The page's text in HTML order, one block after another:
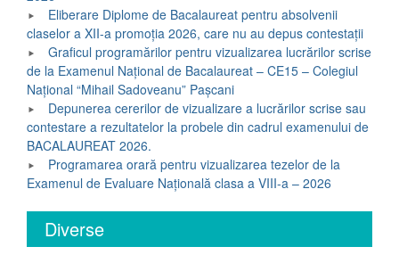
Eliberare Diplome de Bacalaureat pentru absolvenii
claselor a XII-a promoția 2026, care nu au depus contestații
Graficul programărilor pentru vizualizarea lucrărilor scrise
de la Examenul Național de Bacalaureat – CE15 – Colegiul
Național “Mihail Sadoveanu” Pașcani
Depunerea cererilor de vizualizare a lucrărilor scrise sau
contestare a rezultatelor la probele din cadrul examenului de
BACALAUREAT 2026.
Programarea orară pentru vizualizarea tezelor de la
Examenul de Evaluare Națională clasa a VIII-a – 2026
Diverse